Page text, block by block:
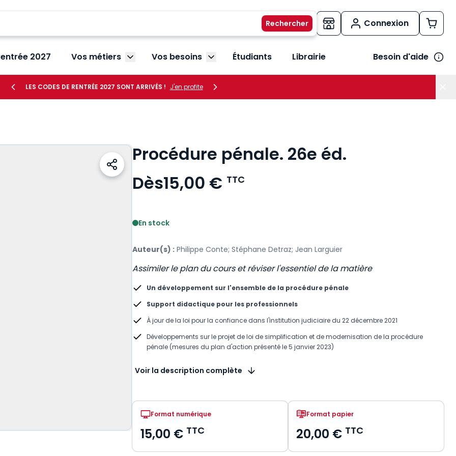
Connexion
2027 Vos métiers Afficher le sous-menu Vos métiers
Vos besoins Afficher le sous-menu Vos besoins
Étudiants Librairie Besoin d'aide
LES CODES DE RENTRÉE 2027 SONT ARRIVÉS ! J'en profite
Procédure pénale. 26e éd.
Dès15,00 € TTC
En stock
Auteur(s) : Philippe Conte; Stéphane Detraz; Jean Larguier
Assimiler le plan du cours et réviser l'essentiel de la matière
Un développement sur l'ensemble de la procédure pénale​
Support didactique pour les professionnels​
À jour de la loi pour la confiance dans l'institution judiciaire du 22 décembre 2021
Développements sur le projet de loi de simplification et de modernisation de la procédure
pénale (mesures du plan d'action présenté le 5 janvier 2023)
Voir la description complète
Format numérique
15,00 € TTC
Format papier
20,00 € TTC